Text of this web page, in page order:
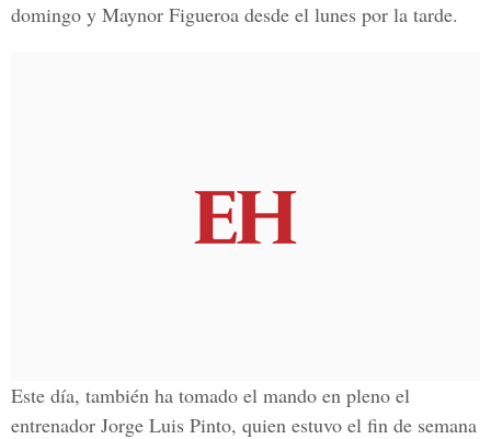
domingo y Maynor Figueroa desde el lunes por la tarde.
Este día, también ha tomado el mando en pleno el
entrenador Jorge Luis Pinto, quien estuvo el fin de semana